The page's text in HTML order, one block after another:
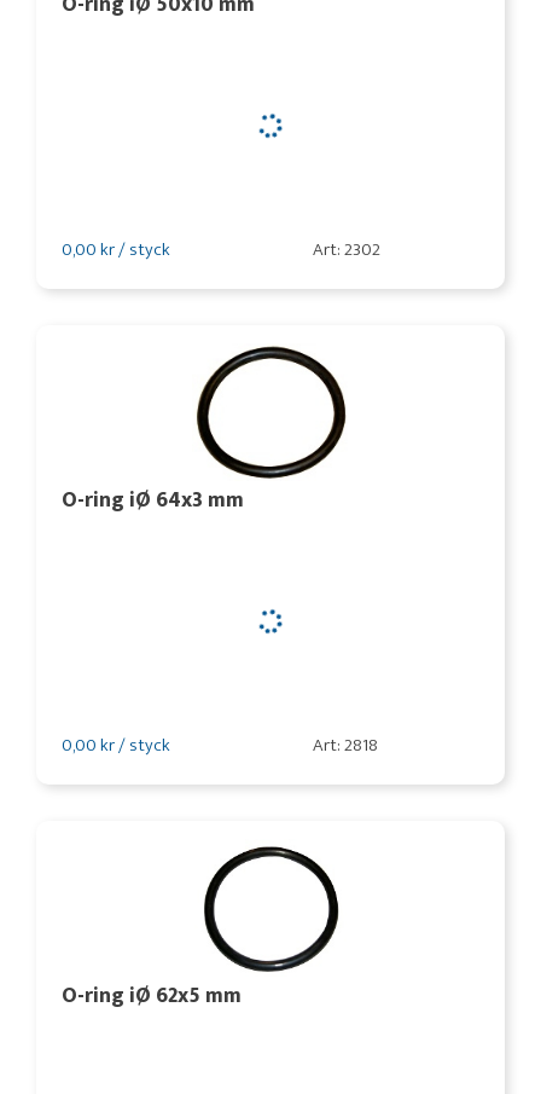
0,00 kr / styck Art: 2302
O-ring iØ 64x3 mm
0,00 kr / styck Art: 2818
O-ring iØ 62x5 mm